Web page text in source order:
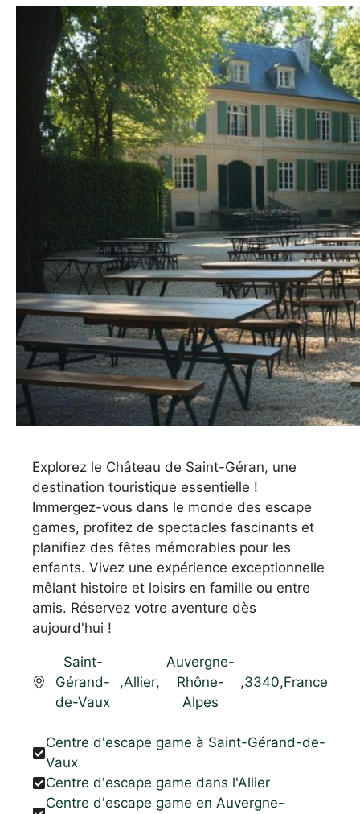
Explorez le Château de Saint-Géran, une
destination touristique essentielle !
Immergez-vous dans le monde des escape
games, profitez de spectacles fascinants et
planifiez des fêtes mémorables pour les
enfants. Vivez une expérience exceptionnelle
mêlant histoire et loisirs en famille ou entre
amis. Réservez votre aventure dès
aujourd'hui !
Saint-
Gérand-
de-Vaux
,Allier,
Auvergne-
Rhône-
Alpes
,3340,France
Centre d'escape game à Saint-Gérand-de-
Vaux
Centre d'escape game dans l'Allier
Centre d'escape game en Auvergne-